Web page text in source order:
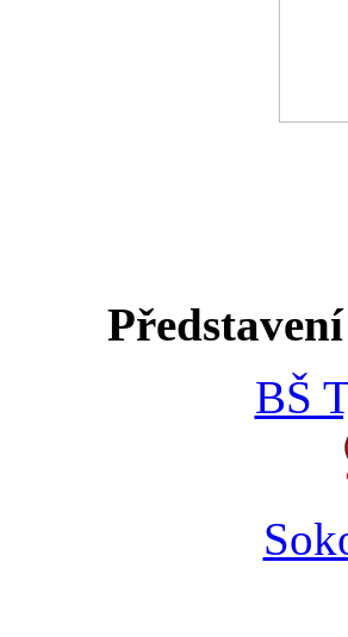
BŠ